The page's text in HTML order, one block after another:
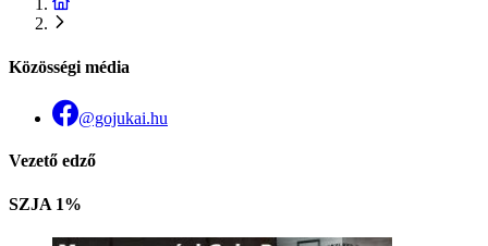
Közösségi média
@gojukai.hu
Vezető edző
SZJA 1%